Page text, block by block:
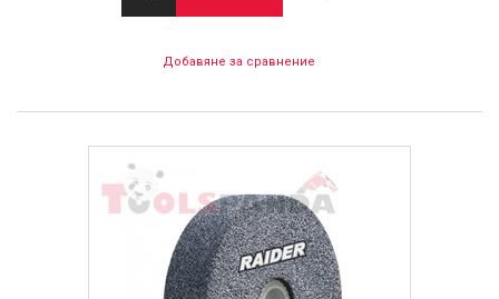
Добавяне за сравнение